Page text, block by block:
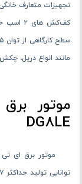
تجهیزات متعارف
کف‌کش
مانند انواع دریل،
موتور
DG8LE